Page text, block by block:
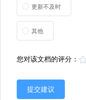
更新不及时
其他
您对该文档的评分：
提交建议